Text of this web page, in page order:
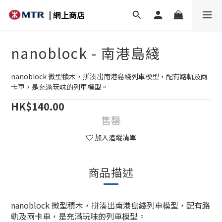
| 網上商店
nanoblock - 南港島綫
nanoblock 微型積木，拼湊出南港島綫列車模型，配有路軌及兩
卡車，是充滿玩味的列車模型。
HK$140.00
售罄
加入追蹤清單
商品描述
nanoblock 微型積木，拼湊出南港島綫列車模型，配有路
軌及兩卡車，是充滿玩味的列車模型。